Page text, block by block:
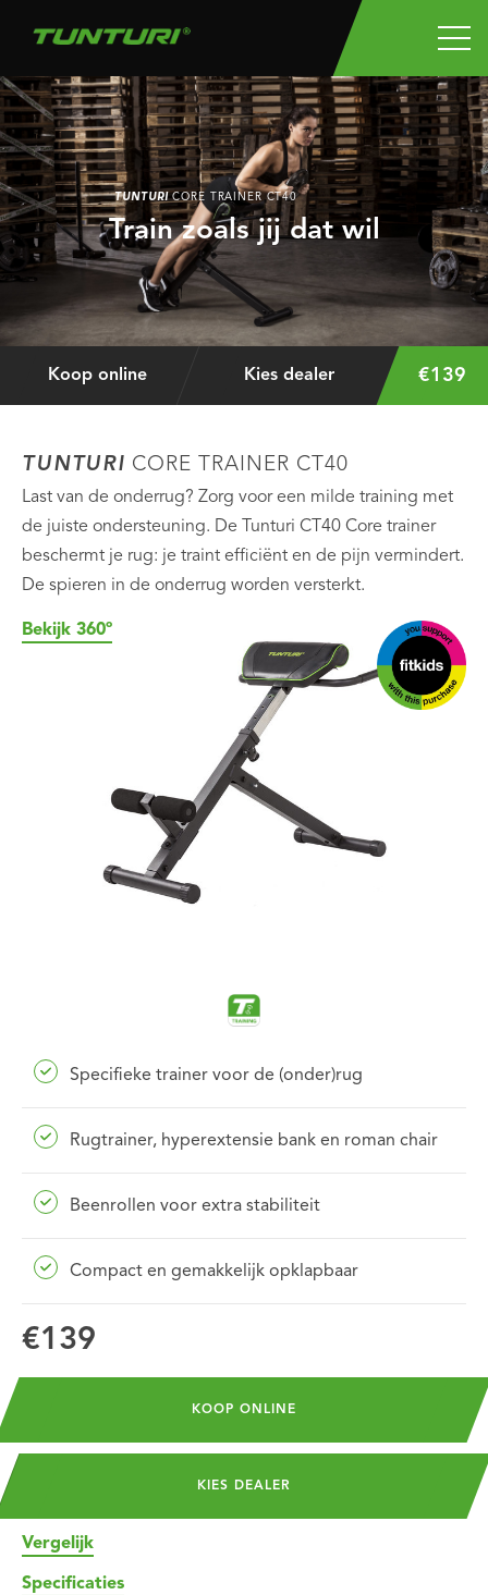
TUNTURICORE TRAINER CT40
Train zoals jij dat wil
Koop online Kies dealer €139
TUNTURI CORE TRAINER CT40
Last van de onderrug? Zorg voor een milde training met
de juiste ondersteuning. De Tunturi CT40 Core trainer
beschermt je rug: je traint efficiënt en de pijn vermindert.
De spieren in de onderrug worden versterkt.
Bekijk 360º
Specifieke trainer voor de (onder)rug
Rugtrainer, hyperextensie bank en roman chair
Beenrollen voor extra stabiliteit
Compact en gemakkelijk opklapbaar
€139
KOOP ONLINE
KIES DEALER
Vergelijk
Specificaties